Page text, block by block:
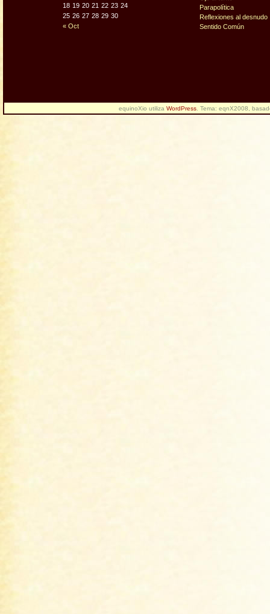
« Oct
18 19 20 21 22 23 24
25 26 27 28 29 30
Parapolítica
Reflexiones al desnudo
Sentido Común
equinoXio utiliza WordPress. Tema: eqnX2008,